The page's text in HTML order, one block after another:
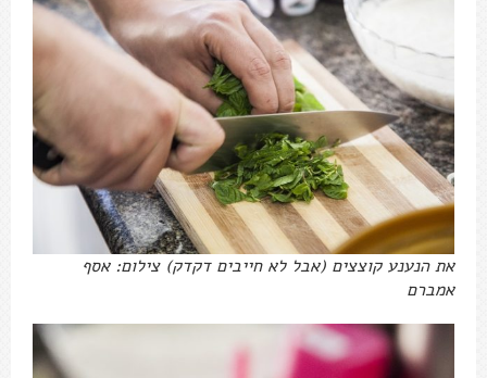
את הנענע קוצצים (אבל לא חייבים דקדק) צילום: אסף
אמברם